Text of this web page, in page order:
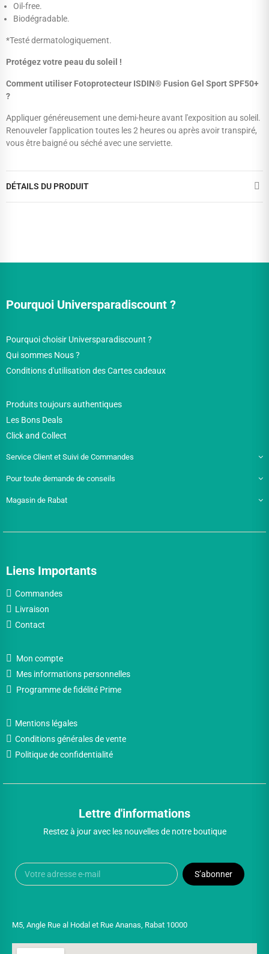
Oil-free.
Biodégradable.
*Testé dermatologiquement.
Protégez votre peau du soleil !
Comment utiliser Fotoprotecteur ISDIN® Fusion Gel Sport SPF50+
?
Appliquer généreusement une demi-heure avant l'exposition au soleil.
Renouveler l'application toutes les 2 heures ou après avoir transpiré,
vous être baigné ou séché avec une serviette.
DÉTAILS DU PRODUIT
Pourquoi Universparadiscount ?
Pourquoi choisir Universparadiscount ?
Qui sommes Nous ?
Conditions d'utilisation des Cartes cadeaux
Produits toujours authentiques
Les Bons Deals
Click and Collect
Service Client et Suivi de Commandes
Pour toute demande de conseils
Magasin de Rabat
Liens Importants
Commandes
Livraison
Contact
Mon compte
Mes informations personnelles
Programme de fidélité Prime
Mentions légales
Conditions générales de vente
Politique de confidentialité
Lettre d'informations
Restez à jour avec les nouvelles de notre boutique
S’abonner
M5, Angle Rue al Hodal et Rue Ananas, Rabat 10000